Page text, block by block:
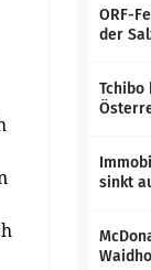
ORF-
der
Tchibo
sinkt